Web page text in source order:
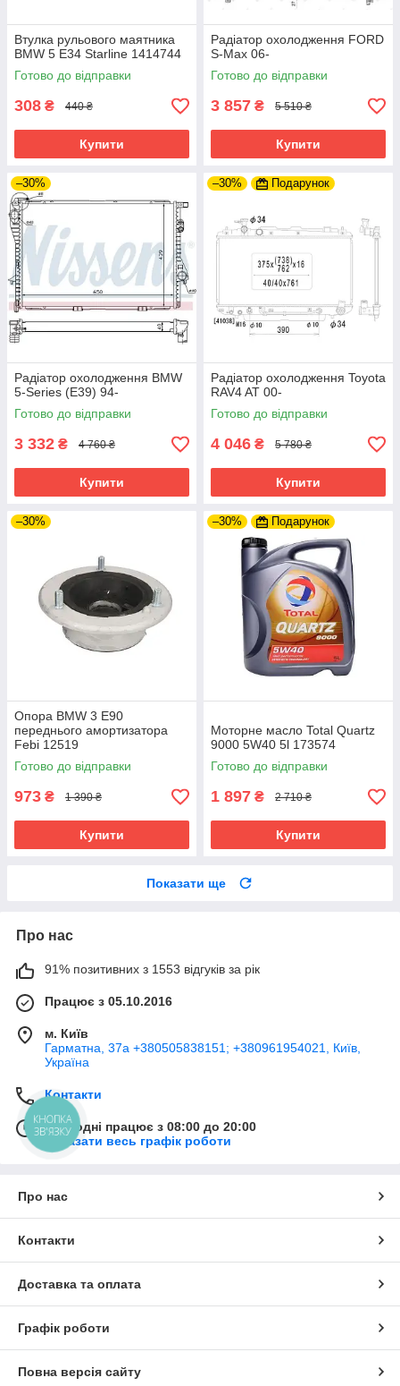
Втулка рульового маятника
BMW 5 E34 Starline 1414744
Готово до відправки
308 ₴ 440 ₴
Купити
Радіатор охолодження FORD
S-Max 06-
Готово до відправки
3 857 ₴ 5 510 ₴
Купити
–30%
Радіатор охолодження BMW
5-Series (E39) 94-
Готово до відправки
3 332 ₴ 4 760 ₴
Купити
–30% Подарунок
Радіатор охолодження Toyota
RAV4 AT 00-
Готово до відправки
4 046 ₴ 5 780 ₴
Купити
–30%
Опора BMW 3 E90
переднього амортизатора
Febi 12519
Готово до відправки
973 ₴ 1 390 ₴
Купити
–30% Подарунок
Моторне масло Total Quartz
9000 5W40 5l 173574
Готово до відправки
1 897 ₴ 2 710 ₴
Купити
Показати ще
Про нас
91% позитивних з 1553 відгуків за рік
Працює з 05.10.2016
м. Київ
Гарматна, 37а +380505838151; +380961954021, Київ,
Україна
Контакти
Сьогодні працює з 08:00 до 20:00
Показати весь графік роботи
Про нас
Контакти
Доставка та оплата
Графік роботи
Повна версія сайту
КНОПКА
ЗВ'ЯЗКУ